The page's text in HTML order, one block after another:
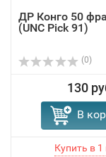
ДР Конго 50
(UNC Pick 91)
(0)
130
В